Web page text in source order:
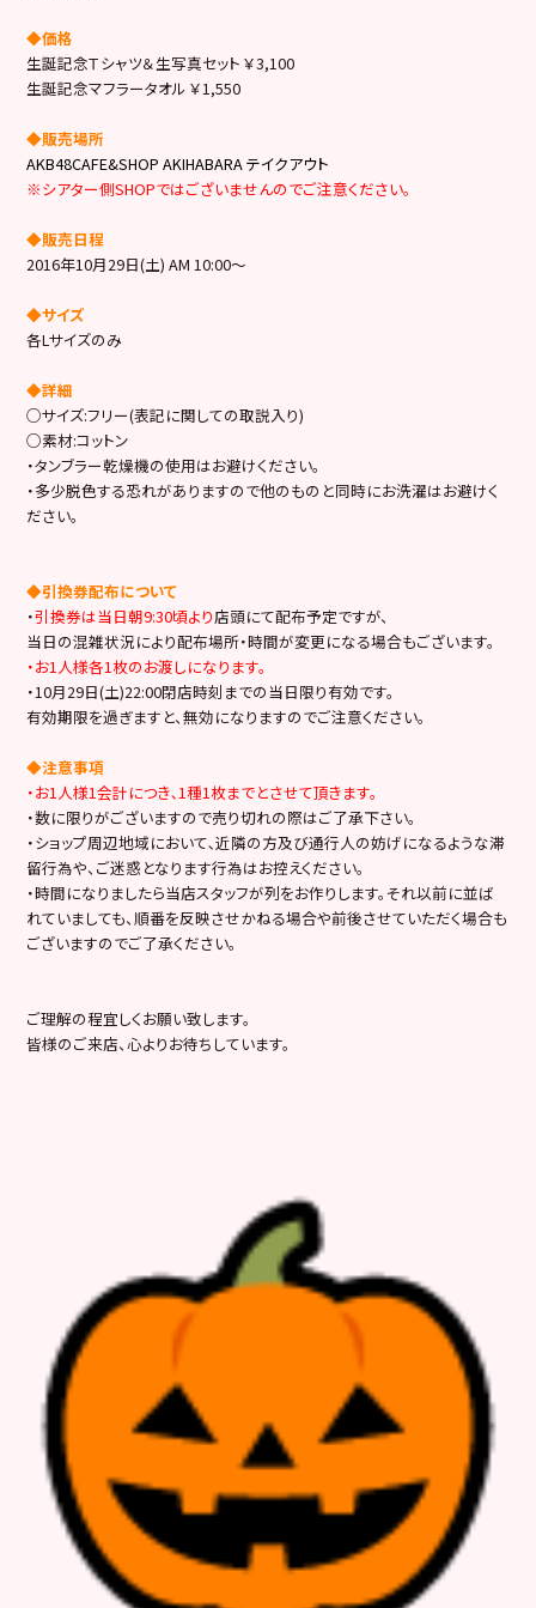
◆価格
生誕記念Ｔシャツ＆生写真セット ￥3,100
生誕記念マフラータオル ￥1,550
◆販売場所
AKB48CAFE&SHOP AKIHABARA テイクアウト
※シアター側SHOPではございませんのでご注意ください。
◆販売日程
2016年10月29日(土) AM 10:00～
◆サイズ
各Lサイズのみ
◆詳細
○サイズ:フリー(表記に関しての取説入り)
○素材:コットン
・タンブラー乾燥機の使用はお避けください。
・多少脱色する恐れがありますので他のものと同時にお洗濯はお避けく
ださい。
◆引換券配布について
・引換券は当日朝9:30頃より店頭にて配布予定ですが、
当日の混雑状況により配布場所・時間が変更になる場合もございます。
・お1人様各1枚のお渡しになります。
・10月29日(土)22:00閉店時刻までの当日限り有効です。
有効期限を過ぎますと、無効になりますのでご注意ください。
◆注意事項
・お1人様1会計につき､1種1枚までとさせて頂きます。
・数に限りがございますので売り切れの際はご了承下さい。
・ショップ周辺地域において､近隣の方及び通行人の妨げになるような滞
留行為や、ご迷惑となります行為はお控えください。
・時間になりましたら当店スタッフが列をお作りします。それ以前に並ば
れていましても、順番を反映させかねる場合や前後させていただく場合も
ございますのでご了承ください。
ご理解の程宜しくお願い致します。
皆様のご来店、心よりお待ちしています。